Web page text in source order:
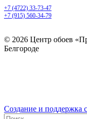
+7 (4722) 33-73-47
+7 (915) 560-34-79
© 2026 Центр обоев
Белгороде
Создание и поддержка